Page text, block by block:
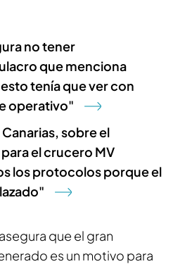
no tener
que menciona
tenía que ver con
operativo"
sobre el
el crucero MV
los protocolos porque el
que el gran
es un motivo para